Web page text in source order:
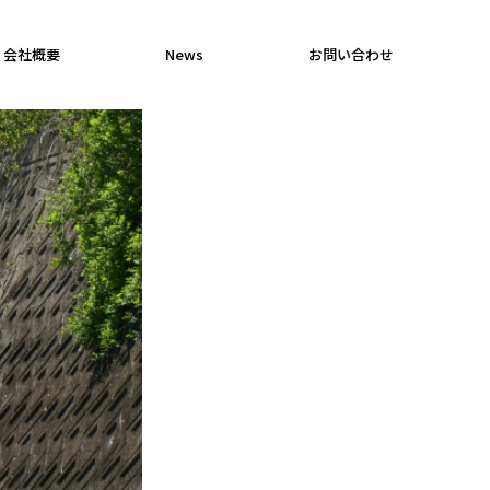
会社概要 News お問い合わせ